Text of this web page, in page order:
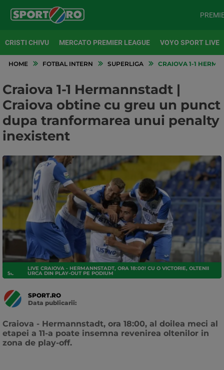
CRISTI CHIVU MERCATO PREMIER LEAGUE VOYO SPORT LIVE
HOME FOTBAL INTERN SUPERLIGA CRAIOVA 1-1
Craiova 1-1 Hermannstadt |
Craiova obtine cu greu un punct
dupa tranformarea unui penalty
inexistent
SUPERLIGA
LIVE CRAIOVA - HERMANNSTADT, ORA 18:00! CU O VICTORIE, OLTENII
URCA DIN PLAY-OUT PE PODIUM
SPORT.RO
Data publicarii:
Craiova - Hermannstadt, ora 18:00, al doilea meci al
etapei a 11-a poate insemna revenirea oltenilor in
zona de play-off.